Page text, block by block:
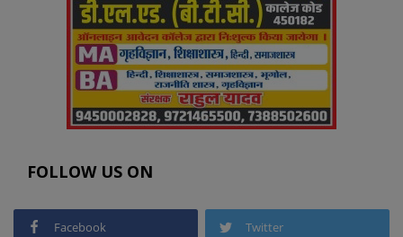
FOLLOW US ON
Facebook Twitter